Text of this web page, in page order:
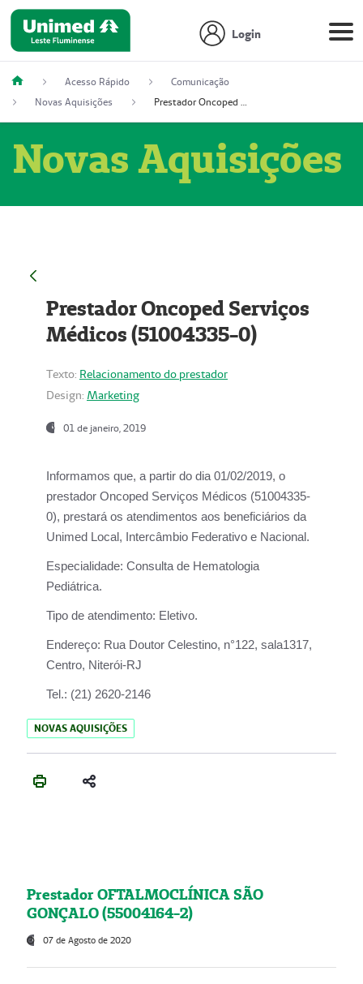
Login
Acesso Rápido
Comunicação
Novas Aquisições
Prestador Oncoped Serviços Médicos (51004335-0)
Novas Aquisições
Prestador Oncoped Serviços
Médicos (51004335-0)
Texto: Relacionamento do prestador
Design: Marketing
01 de janeiro, 2019
Informamos que, a partir do dia 01/02/2019, o
prestador Oncoped Serviços Médicos (51004335-
0), prestará os atendimentos aos beneficiários da
Unimed Local, Intercâmbio Federativo e Nacional.
Especialidade: Consulta de Hematologia
Pediátrica.
Tipo de atendimento: Eletivo.
Endereço: Rua Doutor Celestino, n°122, sala1317,
Centro, Niterói-RJ
Tel.: (21) 2620-2146
NOVAS AQUISIÇÕES
Prestador OFTALMOCLÍNICA SÃO
GONÇALO (55004164-2)
07 de Agosto de 2020